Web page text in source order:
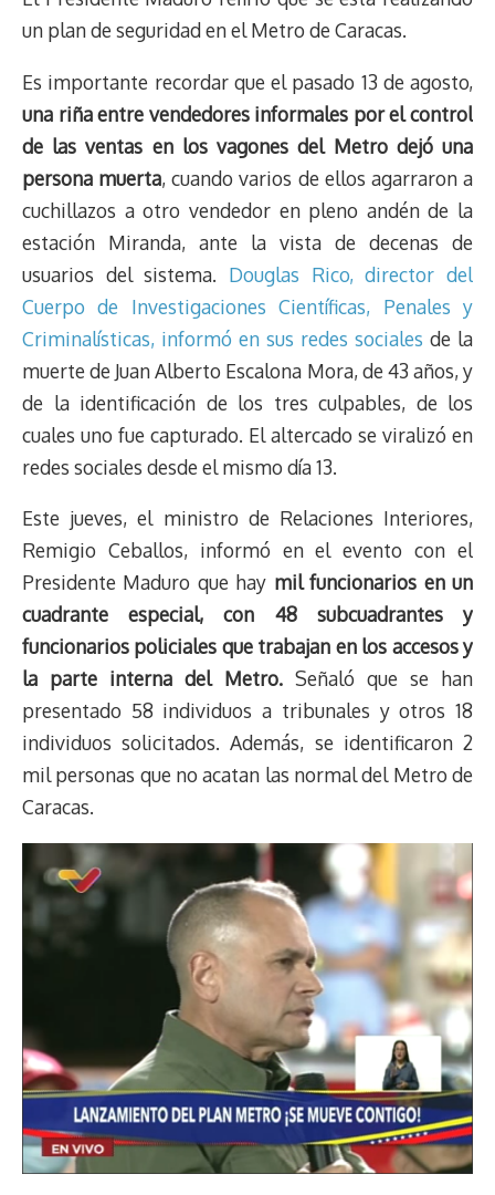
un plan de seguridad en el Metro de Caracas.
Es importante recordar que el pasado 13 de agosto,
una riña entre vendedores informales por el control
de las ventas en los vagones del Metro dejó una
persona muerta, cuando varios de ellos agarraron a
cuchillazos a otro vendedor en pleno andén de la
estación Miranda, ante la vista de decenas de
usuarios del sistema. Douglas Rico, director del
Cuerpo de Investigaciones Científicas, Penales y
Criminalísticas, informó en sus redes sociales de la
muerte de Juan Alberto Escalona Mora, de 43 años, y
de la identificación de los tres culpables, de los
cuales uno fue capturado. El altercado se viralizó en
redes sociales desde el mismo día 13.
Este jueves, el ministro de Relaciones Interiores,
Remigio Ceballos, informó en el evento con el
Presidente Maduro que hay mil funcionarios en un
cuadrante especial, con 48 subcuadrantes y
funcionarios policiales que trabajan en los accesos y
la parte interna del Metro.Señaló que se han
presentado 58 individuos a tribunales y otros 18
individuos solicitados. Además, se identificaron 2
mil personas que no acatan las normal del Metro de
Caracas.